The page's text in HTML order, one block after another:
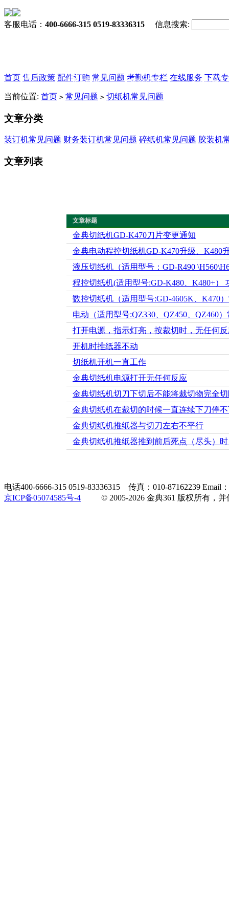
客服电话： 400-6666-315 0519-83336315 信息搜索:
首页 售后政策 配件订购 常见问题 考勤机专栏 在线服务 下载
售后政策 配件订购 常见问题
当前位置: 首页 > 常见问题 > 切纸机常见问题
文章分类
装订机常见问题 财务装订机常见问题 碎纸机常见问题 胶装机
文章列表
文章标题
金典切纸机GD-K470刀片变更通知
金典电动程控切纸机GD-K470升级、K480
液压切纸机（适用型号：GD-R490
程控切纸机(适用型号:GD-K480、K480+）
数控切纸机（适用型号:GD-4605K、K470
电动（适用型号:QZ330、QZ450、QZ460
打开电源，指示灯亮，按裁切时，无任何
开机时推纸器不动
切纸机开机一直工作
金典切纸机电源打开无任何反应
金典切纸机切刀下切后不能将裁切物完全
金典切纸机在裁切的时候一直连续下刀停
金典切纸机推纸器与切刀左右不平行
金典切纸机推纸器推到前后死点（尽头）
电话400-6666-315 0519-83336315 传真：010-87162239 Email
京ICP备05074585号-4 © 2005-2026 金典361 版权所有，并